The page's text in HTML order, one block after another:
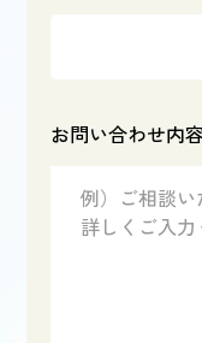
お問い合わせ内